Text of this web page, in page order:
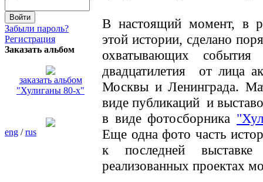
Забыли пароль?
Регистрация
Заказать альбом
заказать альбом
"Хулиганы 80-х"
eng /rus
В настоящий момент, в
этой истории, сделано
охватывающих события
двадцатилетия от лица
Москвы и Ленинграда.
виде публикаций и
в виде фотосборника
Еще одна фото часть
к последней
реализованных проектах